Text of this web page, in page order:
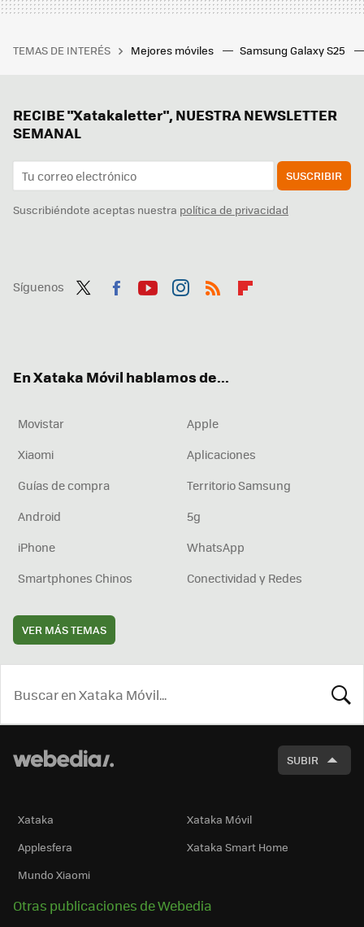
TEMAS DE INTERÉS Mejores móviles Samsung Galaxy S25
RECIBE "Xatakaletter", NUESTRA NEWSLETTER
SEMANAL
SUSCRIBIR
Suscribiéndote aceptas nuestra política de privacidad
Síguenos
En Xataka Móvil hablamos de...
Movistar
Apple
Xiaomi
Aplicaciones
Guías de compra
Territorio Samsung
Android
5g
iPhone
WhatsApp
Smartphones Chinos
Conectividad y Redes
VER MÁS TEMAS
SUBIR
Xataka
Xataka Móvil
Applesfera
Xataka Smart Home
Mundo Xiaomi
Otras publicaciones de Webedia